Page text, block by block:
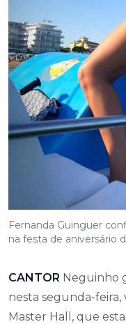
Fernanda Guinguer
na festa de aniversário
CANTOR Neguinho
nesta segunda-feira,
Master Hall, que